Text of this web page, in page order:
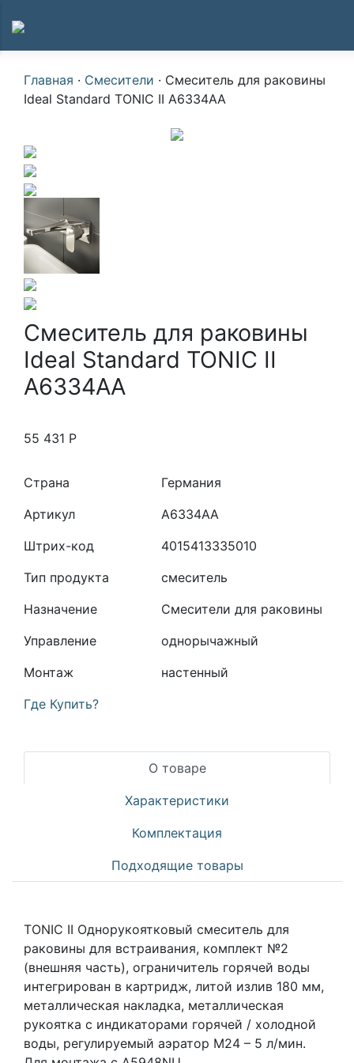
Главная · Смесители · Смеситель для раковины
Ideal Standard TONIC II A6334AA
Смеситель для раковины
Ideal Standard TONIC II
A6334AA
55 431 Р
Страна
Германия
Артикул
A6334AA
Штрих-код
4015413335010
Тип продукта
смеситель
Назначение
Смесители для раковины
Управление
однорычажный
Монтаж
настенный
Где Купить?
О товаре
Характеристики
Комплектация
Подходящие товары
TONIC II Однорукоятковый смеситель для
раковины для встраивания, комплект №2
(внешняя часть), ограничитель горячей воды
интегрирован в картридж, литой излив 180 мм,
металлическая накладка, металлическая
рукоятка с индикаторами горячей / холодной
воды, регулируемый аэратор M24 – 5 л/мин.